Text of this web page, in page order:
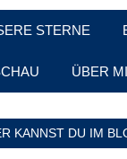
STERNE
ÜBER
KANNST DU IM